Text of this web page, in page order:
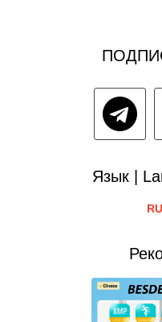
Язык |
RU